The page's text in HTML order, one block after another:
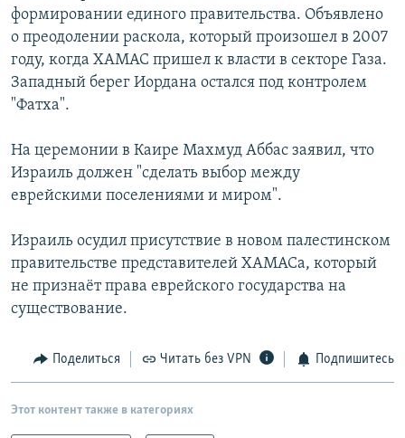
формировании единого правительства. Объявлено
о преодолении раскола, который произошел в 2007
году, когда ХАМАС пришел к власти в секторе Газа.
Западный берег Иордана остался под контролем
"Фатха".
На церемонии в Каире Махмуд Аббас заявил, что
Израиль должен "сделать выбор между
еврейскими поселениями и миром".
Израиль осудил присутствие в новом палестинском
правительстве представителей ХАМАСа, который
не признаёт права еврейского государства на
существование.
Поделиться Читать без VPN Подпишитесь
Этот контент также в категориях